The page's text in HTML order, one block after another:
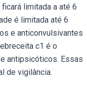
limitada a até 6
é limitada até 6
e anticonvulsivantes
c1 é o
antipsicóticos. Essas
de vigilância.